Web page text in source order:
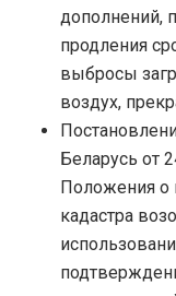
дополнений,
продления
выбросы
воздух,
Беларусь от
Положения о
кадастра